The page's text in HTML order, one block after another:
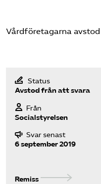
Våra frågor
Kontakt
Pressrum
Mina sidor
Vårdföretagarna
Status
Avstod från att svara
Från
Socialstyrelsen
Svar senast
6 september 2019
Remiss